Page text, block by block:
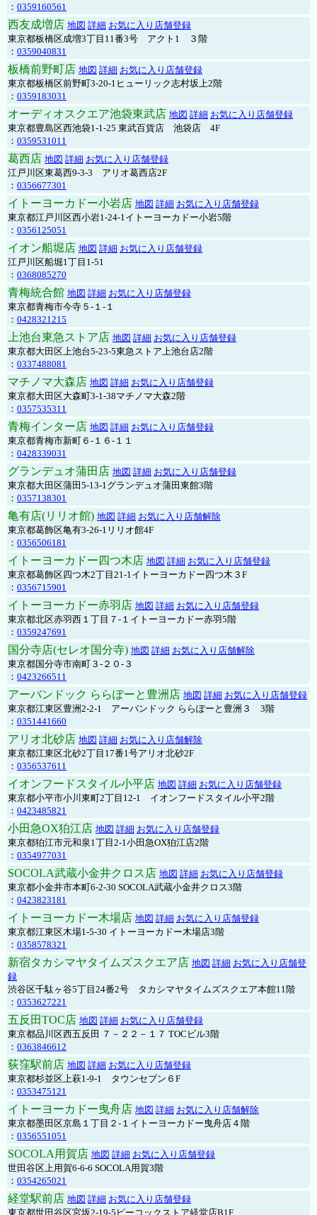
： 0359160561
西友成増店 地図 詳細 お気に入り店舗登録
東京都板橋区成増3丁目11番3号 アクト1 ３階
： 0359040831
板橋前野町店 地図 詳細 お気に入り店舗登録
東京都板橋区前野町3-20-1ヒューリック志村坂上2階
： 0359183031
オーディオスクエア池袋東武店 地図 詳細 お気に入り店舗登録
東京都豊島区西池袋1-1-25 東武百貨店 池袋店 4F
： 0359531011
葛西店 地図 詳細 お気に入り店舗登録
江戸川区東葛西9-3-3 アリオ葛西店2F
： 0356677301
イトーヨーカドー小岩店 地図 詳細 お気に入り店舗登録
東京都江戸川区西小岩1-24-1イトーヨーカドー小岩5階
： 0356125051
イオン船堀店 地図 詳細 お気に入り店舗登録
江戸川区船堀1丁目1-51
： 0368085270
青梅統合館 地図 詳細 お気に入り店舗登録
東京都青梅市今寺５-１-１
： 0428321215
上池台東急ストア店 地図 詳細 お気に入り店舗登録
東京都大田区上池台5-23-5東急ストア上池台店2階
： 0337488081
マチノマ大森店 地図 詳細 お気に入り店舗登録
東京都大田区大森町3-1-38マチノマ大森2階
： 0357535311
青梅インター店 地図 詳細 お気に入り店舗登録
東京都青梅市新町６-１６-１１
： 0428339031
グランデュオ蒲田店 地図 詳細 お気に入り店舗登録
東京都大田区蒲田5-13-1グランデュオ蒲田東館3階
： 0357138301
亀有店(リリオ館) 地図 詳細 お気に入り店舗解除
東京都葛飾区亀有3-26-1リリオ館4F
： 0356506181
イトーヨーカドー四つ木店 地図 詳細 お気に入り店舗登録
東京都葛飾区四つ木2丁目21-1イトーヨーカドー四つ木３F
： 0356715901
イトーヨーカドー赤羽店 地図 詳細 お気に入り店舗登録
東京都北区赤羽西１丁目７-１イトーヨーカドー赤羽5階
： 0359247691
国分寺店(セレオ国分寺) 地図 詳細 お気に入り店舗解除
東京都国分寺市南町３-２０-３
： 0423266511
アーバンドック ららぽーと豊洲店 地図 詳細 お気に入り店舗登録
東京都江東区豊洲2-2-1 アーバンドック ららぽーと豊洲３ 3階
： 0351441660
アリオ北砂店 地図 詳細 お気に入り店舗解除
東京都江東区北砂2丁目17番1号アリオ北砂2F
： 0356537611
イオンフードスタイル小平店 地図 詳細 お気に入り店舗登録
東京都小平市小川東町2丁目12-1 イオンフードスタイル小平2階
： 0423485821
小田急OX狛江店 地図 詳細 お気に入り店舗登録
東京都狛江市元和泉1丁目2-1小田急OX狛江店2階
： 0354977031
SOCOLA武蔵小金井クロス店 地図 詳細 お気に入り店舗登録
東京都小金井市本町6-2-30 SOCOLA武蔵小金井クロス3階
： 0423823181
イトーヨーカドー木場店 地図 詳細 お気に入り店舗登録
東京都江東区木場1-5-30 イトーヨーカドー木場店3階
： 0358578321
新宿タカシマヤタイムズスクエア店 地図 詳細 お気に入り店舗登
録
渋谷区千駄ヶ谷5丁目24番2号 タカシマヤタイムズスクエア本館11階
： 0353627221
五反田TOC店 地図 詳細 お気に入り店舗登録
東京都品川区西五反田 ７－２２－１７ TOCビル3階
： 0363846612
荻窪駅前店 地図 詳細 お気に入り店舗登録
東京都杉並区上萩1-9-1 タウンセブン６F
： 0353475121
イトーヨーカドー曳舟店 地図 詳細 お気に入り店舗解除
東京都墨田区京島１丁目２-１イトーヨーカドー曳舟店４階
： 0356551051
SOCOLA用賀店 地図 詳細 お気に入り店舗登録
世田谷区上用賀6-6-6 SOCOLA用賀3階
： 0354265021
経堂駅前店 地図 詳細 お気に入り店舗登録
東京都世田谷区宮坂2-19-5ピーコックストア経堂店B1F